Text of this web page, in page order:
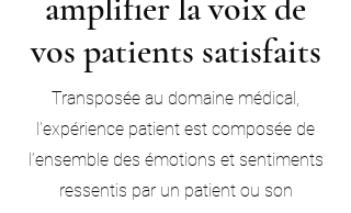
vos patients satisfaits
Transposée au domaine médical,
l’expérience patient est composée de
l’ensemble des émotions et sentiments
ressentis par un patient ou son